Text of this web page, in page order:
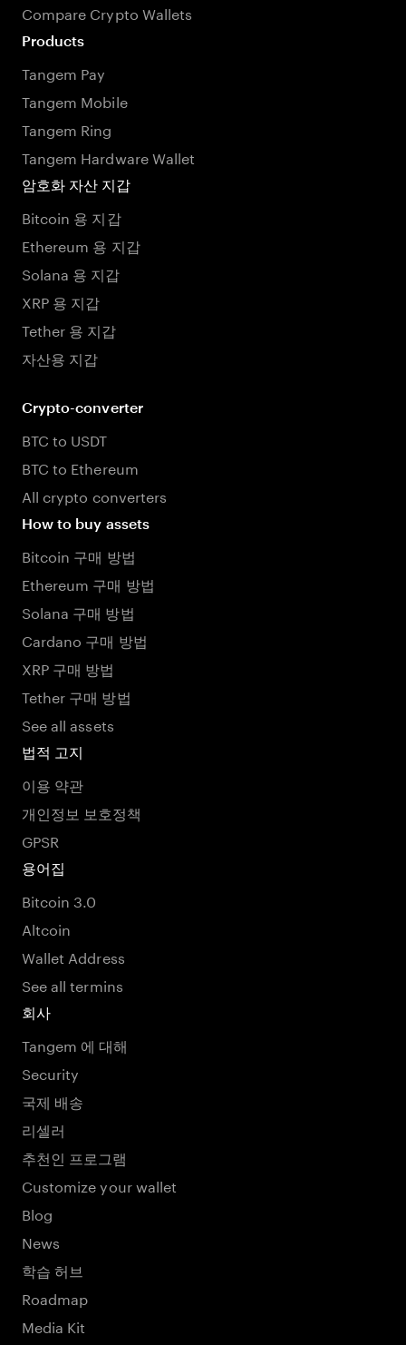
Compare Crypto Wallets
Products
Tangem Pay
Tangem Mobile
Tangem Ring
Tangem Hardware Wallet
암호화 자산 지갑
Bitcoin 용 지갑
Ethereum 용 지갑
Solana 용 지갑
XRP 용 지갑
Tether 용 지갑
자산용 지갑
Crypto-converter
BTC to USDT
BTC to Ethereum
All crypto converters
How to buy assets
Bitcoin 구매 방법
Ethereum 구매 방법
Solana 구매 방법
Cardano 구매 방법
XRP 구매 방법
Tether 구매 방법
See all assets
법적 고지
이용 약관
개인정보 보호정책
GPSR
용어집
Bitcoin 3.0
Altcoin
Wallet Address
See all termins
회사
Tangem 에 대해
Security
국제 배송
리셀러
추천인 프로그램
Customize your wallet
Blog
News
학습 허브
Roadmap
Media Kit